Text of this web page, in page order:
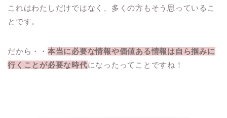
これはわたしだけではなく、多くの方もそう思っているこ
とです。
だから・・ 本当に必要な情報や価値ある情報は自ら掴みに
行くことが必要な時代になったってことですね！